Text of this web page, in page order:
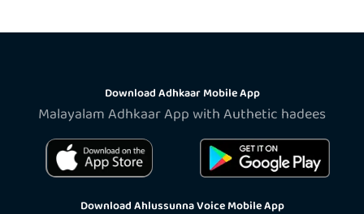
Download Adhkaar Mobile App
Malayalam Adhkaar App with Authetic hadees
Download Ahlussunna Voice Mobile App